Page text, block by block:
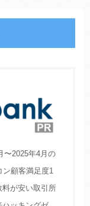
〜2025年4月の
ン顧客満足度1
が安い取引所